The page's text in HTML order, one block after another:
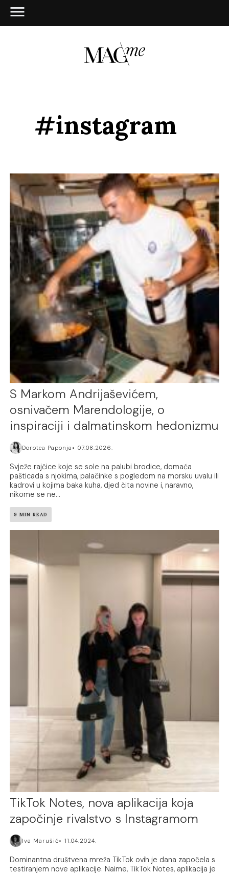
#instagram
S Markom Andrijaševićem,
osnivačem Marendologije, o
inspiraciji i dalmatinskom hedonizmu
Dorotea Paponja 07.08.2026.
Svježe rajčice koje se sole na palubi brodice, domaća
pašticada s njokima, palačinke s pogledom na morsku uvalu ili
kadrovi u kojima baka kuha, djed čita novine i, naravno,
nikome se ne...
9 MIN READ
TikTok Notes, nova aplikacija koja
započinje rivalstvo s Instagramom
Iva Marušić 11.04.2024.
Dominantna društvena mreža TikTok ovih je dana započela s
testiranjem nove aplikacije. Naime, TikTok Notes, aplikacija je